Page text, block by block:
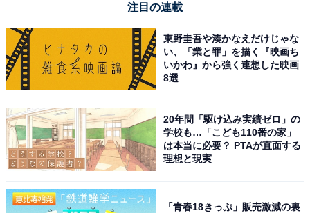
注目の連載
東野圭吾や湊かなえだけじゃな
い、「業と罪」を描く『映画ち
いかわ』から強く連想した映画
8選
20年間「駆け込み実績ゼロ」の
学校も…「こども110番の家」
は本当に必要？ PTAが直面する
理想と現実
「青春18きっぷ」販売激減の裏